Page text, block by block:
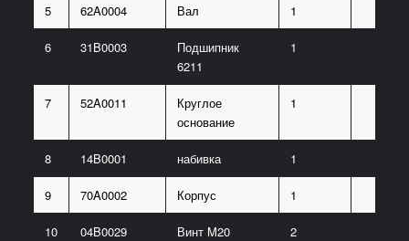
5 62A0004 Вал 1
6 31B0003
Подшипник
6211
1
7 52A0011
Круглое
основание
1
8 14B0001 набивка 1
9 70A0002 Корпус 1
10 04B0029 Винт M20 2